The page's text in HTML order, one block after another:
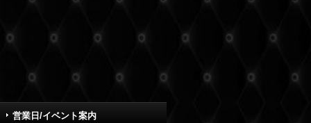
営業日/イベント案内